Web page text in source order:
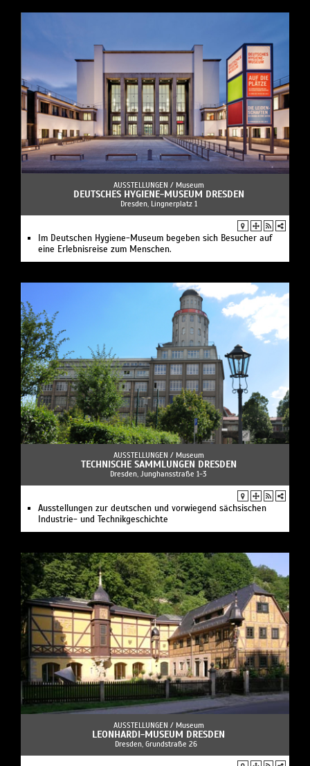
AUSSTELLUNGEN / Museum
DEUTSCHES HYGIENE-MUSEUM DRESDEN
Dresden, Lingnerplatz 1
Im Deutschen Hygiene-Museum begeben sich Besucher auf
eine Erlebnisreise zum Menschen.
AUSSTELLUNGEN / Museum
TECHNISCHE SAMMLUNGEN DRESDEN
Dresden, Junghansstraße 1-3
Ausstellungen zur deutschen und vorwiegend sächsischen
Industrie- und Technikgeschichte
AUSSTELLUNGEN / Museum
LEONHARDI-MUSEUM DRESDEN
Dresden, Grundstraße 26